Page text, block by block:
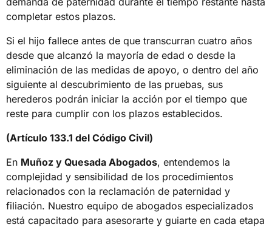
completar estos plazos.
Si el hijo fallece antes de que transcurran cuatro años
desde que alcanzó la mayoría de edad o desde la
eliminación de las medidas de apoyo, o dentro del año
siguiente al descubrimiento de las pruebas, sus
herederos podrán iniciar la acción por el tiempo que
reste para cumplir con los plazos establecidos.
(Artículo 133.1 del Código Civil)
En Muñoz y Quesada Abogados, entendemos la
complejidad y sensibilidad de los procedimientos
relacionados con la reclamación de paternidad y
filiación. Nuestro equipo de abogados especializados
está capacitado para asesorarte y guiarte en cada etapa